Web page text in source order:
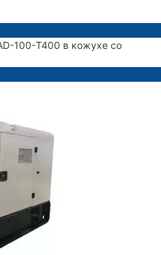
100-Т400 в кожухе со